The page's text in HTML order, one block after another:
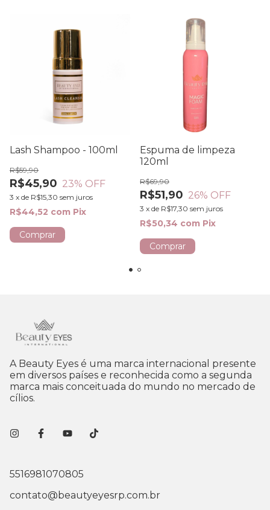
Lash Shampoo - 100ml
R$45,90
R$59,90
23% OFF
3 x de R$15,30 sem juros
R$44,52 com Pix
Espuma de limpeza
120ml
R$51,90
R$69,90
26% OFF
3 x de R$17,30 sem juros
R$50,34 com Pix
A Beauty Eyes é uma marca internacional presente
em diversos países e reconhecida como a segunda
marca mais conceituada do mundo no mercado de
cílios.
5516981070805
contato@beautyeyesrp.com.br